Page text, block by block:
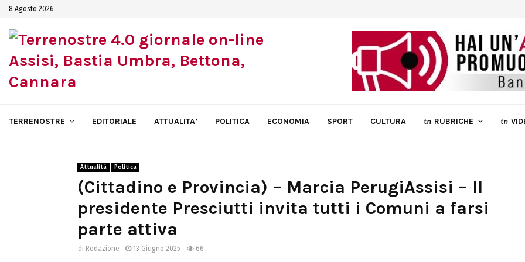
8 Agosto 2026
TERRENOSTRE EDITORIALE ATTUALITA’ POLITICA ECONOMIA SPORT CULTURA tn RUBRICHE tn
Attualità Politica
(Cittadino e Provincia) – Marcia PerugiAssisi – Il
presidente Presciutti invita tutti i Comuni a farsi
parte attiva
di Redazione 13 Giugno 2025 66